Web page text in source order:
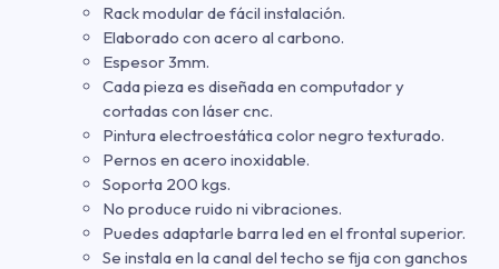
Rack modular de fácil instalación.
Elaborado con acero al carbono.
Espesor 3mm.
Cada pieza es diseñada en computador y
cortadas con láser cnc.
Pintura electroestática color negro texturado.
Pernos en acero inoxidable.
Soporta 200 kgs.
No produce ruido ni vibraciones.
Puedes adaptarle barra led en el frontal superior.
Se instala en la canal del techo se fija con ganchos